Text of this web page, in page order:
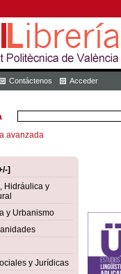
Contáctenos Acceder
avanzada
]
Hidráulica y
y Urbanismo
y Jurídicas